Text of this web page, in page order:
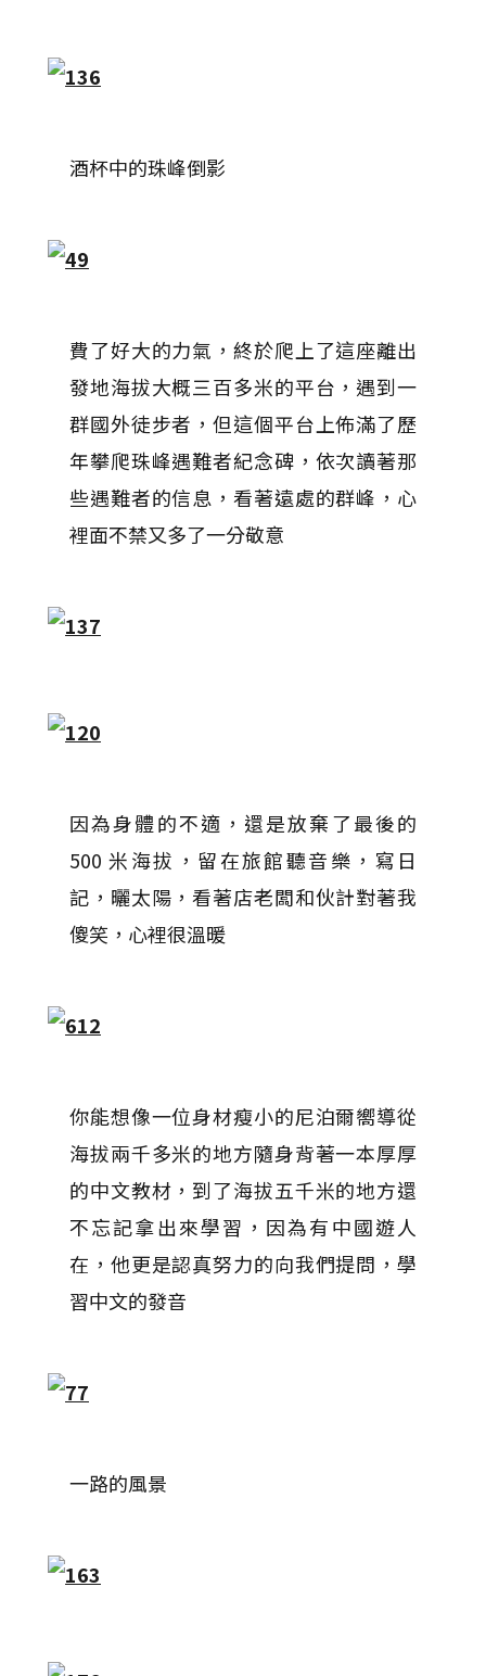
酒杯中的珠峰倒影
費了好大的力氣，終於爬上了這座離出
發地海拔大概三百多米的平台，遇到一
群國外徒步者，但這個平台上佈滿了歷
年攀爬珠峰遇難者紀念碑，依次讀著那
些遇難者的信息，看著遠處的群峰，心
裡面不禁又多了一分敬意
因為身體的不適，還是放棄了最後的
500 米海拔，留在旅館聽音樂，寫日
記，曬太陽，看著店老闆和伙計對著我
傻笑，心裡很溫暖
你能想像一位身材瘦小的尼泊爾嚮導從
海拔兩千多米的地方隨身背著一本厚厚
的中文教材，到了海拔五千米的地方還
不忘記拿出來學習，因為有中國遊人
在，他更是認真努力的向我們提問，學
習中文的發音
一路的風景